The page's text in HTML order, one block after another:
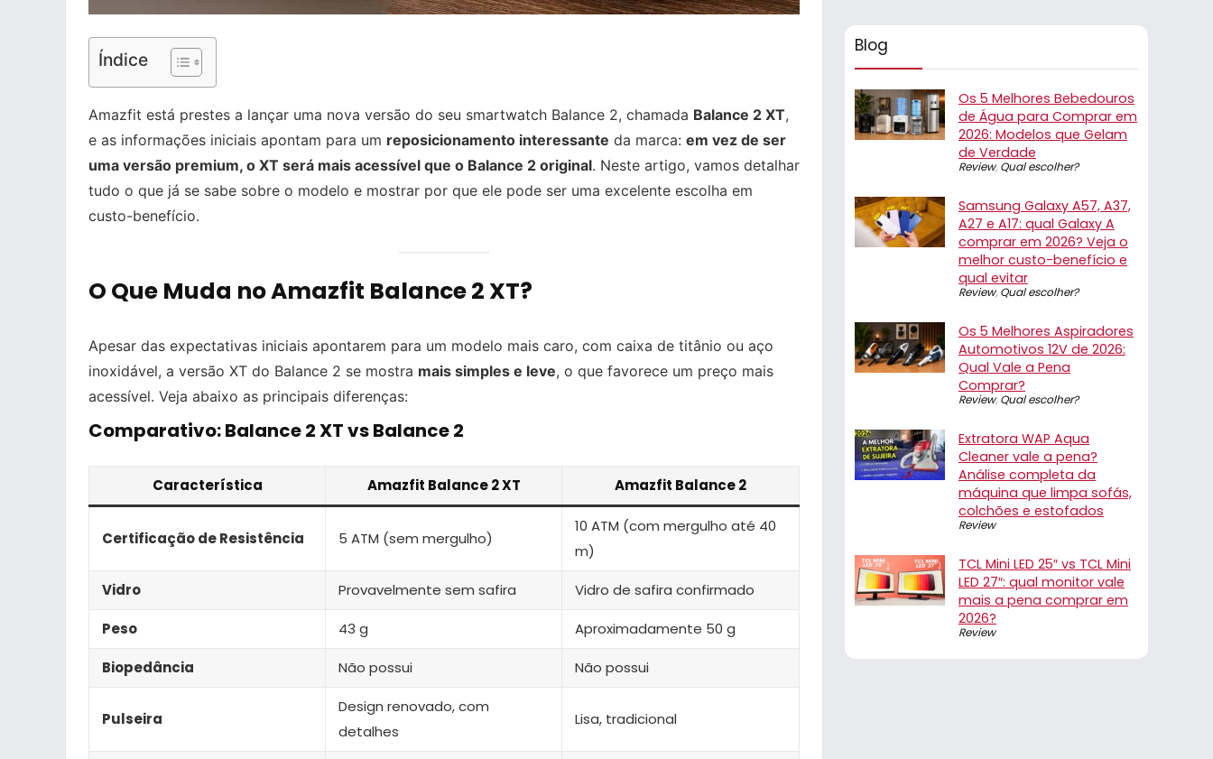
Índice
Amazfit está prestes a lançar uma nova versão do seu smartwatch Balance 2, chamada Balance 2 XT,
e as informações iniciais apontam para um reposicionamento interessante da marca: em vez de ser
uma versão premium, o XT será mais acessível que o Balance 2 original. Neste artigo, vamos detalhar
tudo o que já se sabe sobre o modelo e mostrar por que ele pode ser uma excelente escolha em
custo-benefício.
O Que Muda no Amazfit Balance 2 XT?
Apesar das expectativas iniciais apontarem para um modelo mais caro, com caixa de titânio ou aço
inoxidável, a versão XT do Balance 2 se mostra mais simples e leve, o que favorece um preço mais
acessível. Veja abaixo as principais diferenças:
Comparativo: Balance 2 XT vs Balance 2
Característica Amazfit Balance 2 XT Amazfit Balance 2
Certificação de Resistência 5 ATM (sem mergulho)
10 ATM (com mergulho até 40
m)
Vidro Provavelmente sem safira Vidro de safira confirmado
Peso 43 g Aproximadamente 50 g
Biopedância Não possui Não possui
Pulseira
Design renovado, com
detalhes
Lisa, tradicional
Blog
Os 5 Melhores Bebedouros
de Água para Comprar em
2026: Modelos que Gelam
de Verdade
Review, Qual escolher?
Samsung Galaxy A57, A37,
A27 e A17: qual Galaxy A
comprar em 2026? Veja o
melhor custo-benefício e
qual evitar
Review, Qual escolher?
Os 5 Melhores Aspiradores
Automotivos 12V de 2026:
Qual Vale a Pena
Comprar?
Review, Qual escolher?
Extratora WAP Aqua
Cleaner vale a pena?
Análise completa da
máquina que limpa sofás,
colchões e estofados
Review
TCL Mini LED 25″ vs TCL Mini
LED 27″: qual monitor vale
mais a pena comprar em
2026?
Review